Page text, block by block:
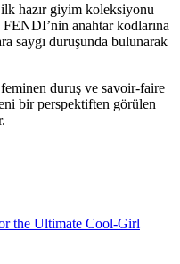
hazır giyim koleksiyonu
anahtar kodlarına
saygı duruşunda bulunarak
duruş ve savoir-faire
bir perspektiften görülen
the Ultimate Cool-Girl